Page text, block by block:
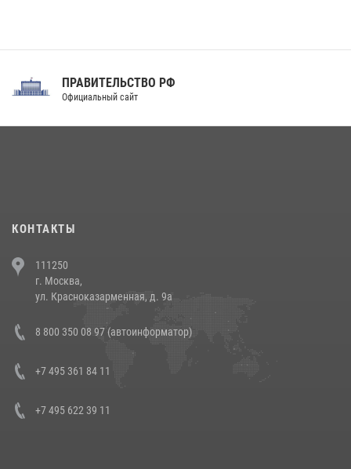
Праздник «Один день с Росгвардией» к 105-летию Центрального
напавших на бригаду скорой помощи (видео)
14 июля 2026, 12:20
В Росгвардии прошла военно-научная конференция по обобщению
боевого опыта
ПРАВИТЕЛЬСТВО РФ
Официальный сайт
КОНТАКТЫ
111250
г. Москва,
ул. Красноказарменная, д. 9а
8 800 350 08 97 (автоинформатор)
+7 495 361 84 11
+7 495 622 39 11